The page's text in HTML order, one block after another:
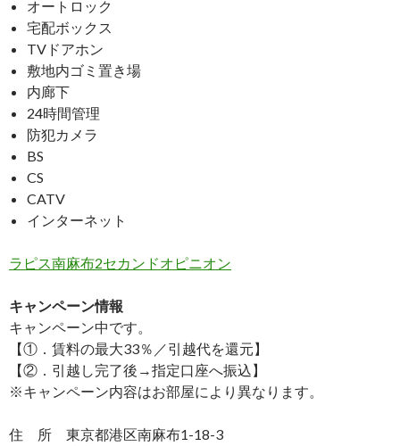
オートロック
宅配ボックス
TVドアホン
敷地内ゴミ置き場
内廊下
24時間管理
防犯カメラ
BS
CS
CATV
インターネット
ラピス南麻布2セカンドオピニオン
キャンペーン情報
キャンペーン中です。
【①．賃料の最大33％／引越代を還元】
【②．引越し完了後→指定口座へ振込】
※キャンペーン内容はお部屋により異なります。
住 所 東京都港区南麻布1-18-3